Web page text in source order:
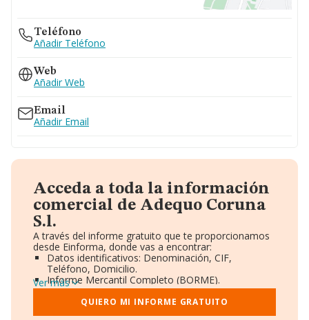
Teléfono
Añadir Teléfono
Web
Añadir Web
Email
Añadir Email
Acceda a toda la información
comercial de Adequo Coruna
S.l.
A través del informe gratuito que te proporcionamos
desde Einforma, donde vas a encontrar:
Datos identificativos: Denominación, CIF,
Teléfono, Domicilio.
Informe Mercantil Completo (BORME).
Gráficos de Evolución Ventas y Empleados.
Consejo de Administración y Administradores.
Directivos y Ejecutivos.
Ver más
QUIERO MI INFORME GRATUITO